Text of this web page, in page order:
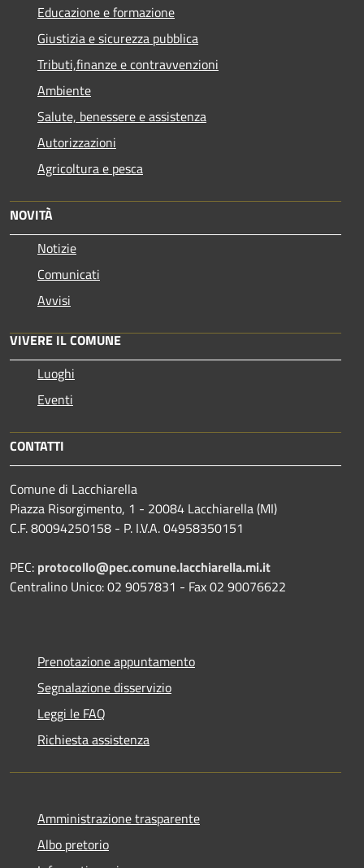
Educazione e formazione
Giustizia e sicurezza pubblica
Tributi,finanze e contravvenzioni
Ambiente
Salute, benessere e assistenza
Autorizzazioni
Agricoltura e pesca
NOVITÀ
Notizie
Comunicati
Avvisi
VIVERE IL COMUNE
Luoghi
Eventi
CONTATTI
Comune di Lacchiarella
Piazza Risorgimento, 1 - 20084 Lacchiarella (MI)
C.F. 80094250158 - P. I.V.A. 04958350151
PEC: protocollo@pec.comune.lacchiarella.mi.it
Centralino Unico: 02 9057831 - Fax 02 90076622
Prenotazione appuntamento
Segnalazione disservizio
Leggi le FAQ
Richiesta assistenza
Amministrazione trasparente
Albo pretorio